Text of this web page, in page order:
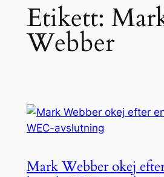
Etikett:
Webber
Mark Webber okej